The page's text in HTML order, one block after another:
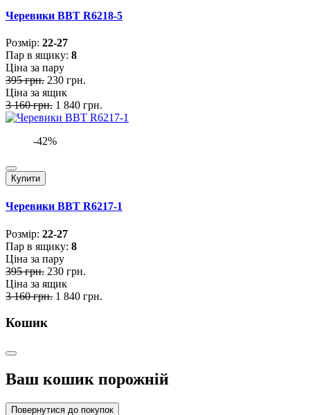
Черевики BBT R6218-5
Розмiр: 22-27
Пар в ящику: 8
Ціна за пару
395 грн. 230 грн.
Ціна за ящик
3 160 грн. 1 840 грн.
-42%
Купити
Черевики BBT R6217-1
Розмiр: 22-27
Пар в ящику: 8
Ціна за пару
395 грн. 230 грн.
Ціна за ящик
3 160 грн. 1 840 грн.
Кошик
Ваш кошик порожній
Повернутися до покупок